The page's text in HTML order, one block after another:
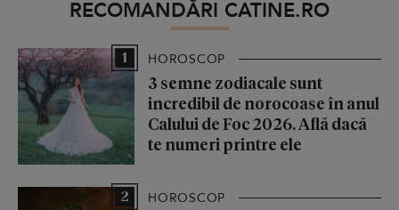
RECOMANDĂRI CATINE.RO
1 HOROSCOP
3 semne zodiacale sunt
incredibil de norocoase în anul
Calului de Foc 2026. Află dacă
te numeri printre ele
2 HOROSCOP